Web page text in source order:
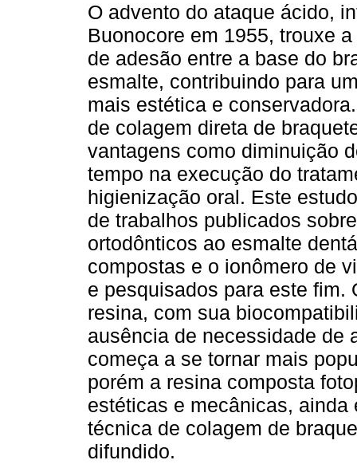
O advento do ataque ácido,
Buonocore em 1955, trouxe
de adesão entre a base do
esmalte, contribuindo para
mais estética e
de colagem direta de
vantagens como diminuição
tempo na execução do
higienização oral. Este
de trabalhos publicados
ortodônticos ao esmalte
compostas e o ionômero de
e pesquisados para este fim.
resina, com sua
ausência de necessidade de
começa a se tornar mais
porém a resina composta
estéticas e mecânicas,
técnica de colagem de
difundido.